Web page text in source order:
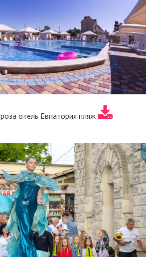
отель Евпатория пляж